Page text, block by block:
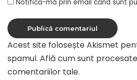
Notifică-mă prin email când sunt
Acest site folosește Akismet
spamul. Află cum sunt
comentariilor tale.